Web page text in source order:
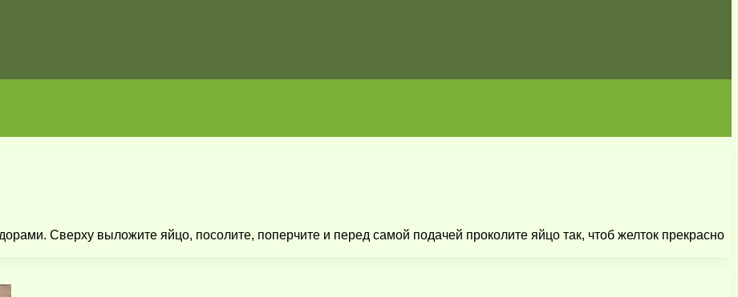
Сверху выложите яйцо, посолите, поперчите и перед самой подачей проколите яйцо так, чтоб желток прекрасно